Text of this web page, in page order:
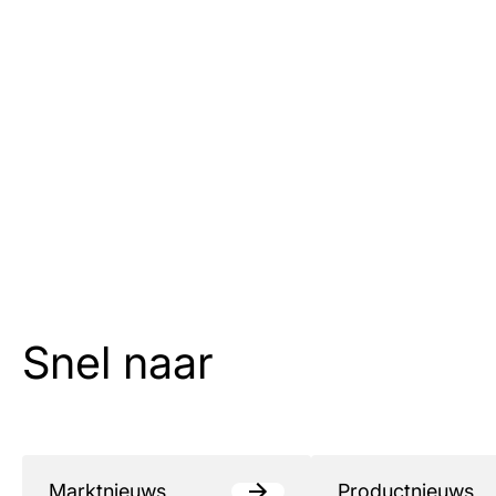
Snel naar
Marktnieuws Productnieuws